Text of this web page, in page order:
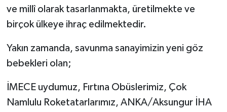
ve millî olarak tasarlanmakta, üretilmekte ve
birçok ülkeye ihraç edilmektedir.
Yakın zamanda, savunma sanayimizin yeni göz
bebekleri olan;
İMECE uydumuz, Fırtına Obüslerimiz, Çok
Namlulu Roketatarlarımız, ANKA/Aksungur İHA